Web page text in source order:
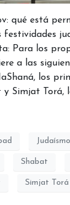
qué está
festividades
Para los
a las
los
y Simjat Torá,
Judaísmo
Shabat
Simjat Torá